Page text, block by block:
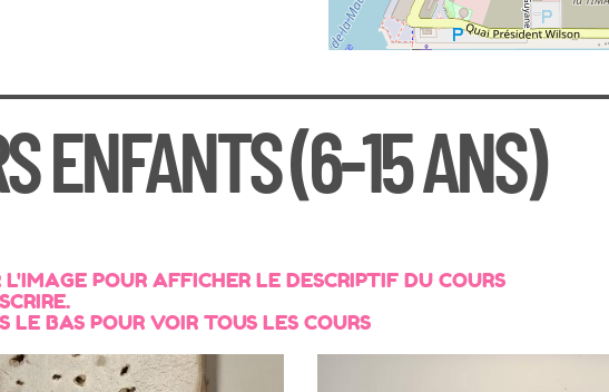
ENFANTS (6-15 ANS)
L'IMAGE POUR AFFICHER LE DESCRIPTIF DU COURS
LE BAS POUR VOIR TOUS LES COURS